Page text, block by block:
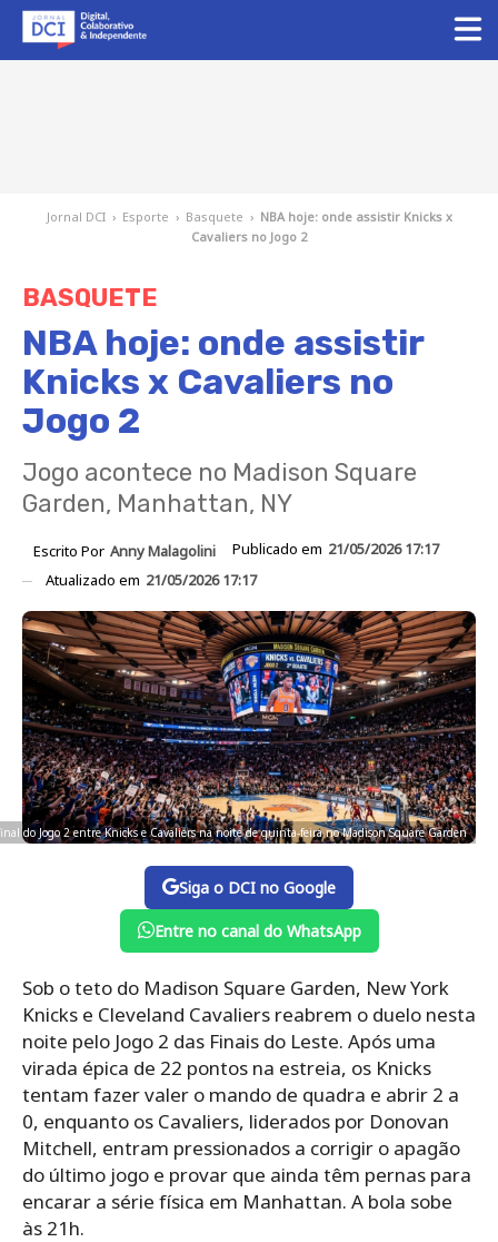
Jornal DCI › Esporte › Basquete › NBA hoje: onde assistir Knicks x
Cavaliers no Jogo 2
BASQUETE
NBA hoje: onde assistir
Knicks x Cavaliers no
Jogo 2
Jogo acontece no Madison Square
Garden, Manhattan, NY
Escrito Por Anny Malagolini Publicado em 21/05/2026 17:17
Atualizado em 21/05/2026 17:17
do Jogo 2 entre Knicks e Cavaliers na noite de quinta-feira no Madison Square Garden
Siga o DCI no Google
Entre no canal do WhatsApp
Sob o teto do Madison Square Garden, New York
Knicks e Cleveland Cavaliers reabrem o duelo nesta
noite pelo Jogo 2 das Finais do Leste. Após uma
virada épica de 22 pontos na estreia, os Knicks
tentam fazer valer o mando de quadra e abrir 2 a
0, enquanto os Cavaliers, liderados por Donovan
Mitchell, entram pressionados a corrigir o apagão
do último jogo e provar que ainda têm pernas para
encarar a série física em Manhattan. A bola sobe
às 21h.